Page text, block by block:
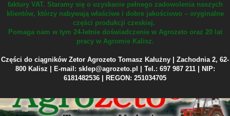
faktury VAT. Staramy się o uzyskanie pełnego zadowolenia naszych
klientów, którzy nabywają właściwe i dobre jakościowo – oryginalne
części produkcji czeskiej.
Pomaga nam w tym 24-letnie doświadczenie w Agrozeto oraz 20 lat
pracy w Agromie Kalisz.
Części do ciągników Zetor Agrozeto Tomasz Kałużny | Zachodnia 2, 62-
800 Kalisz | E-mail: sklep@agrozeto.pl | Tel.: 697 987 211 | NIP:
6181482536 | REGON: 251034705